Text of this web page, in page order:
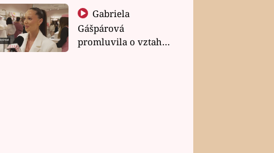
Gabriela
Gášpárová
promluvila o vztahu